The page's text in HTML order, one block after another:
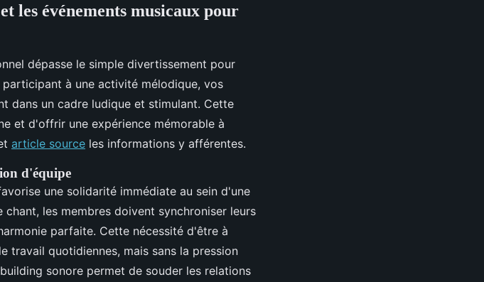
les événements musicaux pour
dépasse le simple divertissement pour
à une activité mélodique, vos
dans un cadre ludique et stimulant. Cette
et d'offrir une expérience mémorable à
article source les informations y afférentes.
d'équipe
une solidarité immédiate au sein d'une
les membres doivent synchroniser leurs
parfaite. Cette nécessité d'être à
travail quotidiennes, mais sans la pression
sonore permet de souder les relations